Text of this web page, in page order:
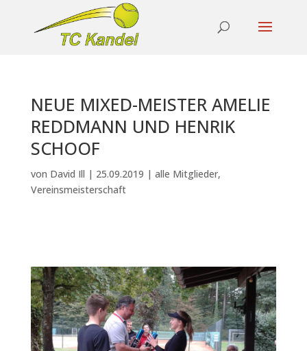
NEUE MIXED-MEISTER AMELIE
REDDMANN UND HENRIK
SCHOOF
von David Ill | 25.09.2019 | alle Mitglieder,
Vereinsmeisterschaft